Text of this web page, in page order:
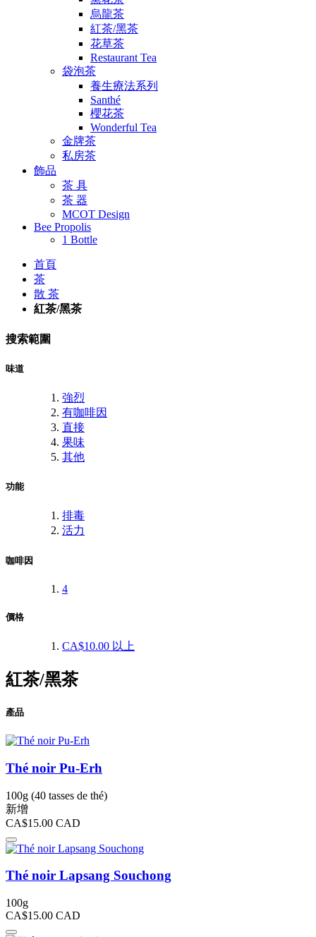
烏龍茶
紅茶/黑茶
花草茶
Restaurant Tea
袋泡茶
養生療法系列
Santhé
櫻花茶
Wonderful Tea
金牌茶
私房茶
飾品
茶 具
茶 器
MCOT Design
Bee Propolis
1 Bottle
首頁
茶
散 茶
紅茶/黑茶
搜索範圍
味道
強烈
有咖啡因
直接
果味
其他
功能
排毒
活力
咖啡因
4
價格
CA$10.00 以上
紅茶/黑茶
產品
Thé noir Pu-Erh
100g (40 tasses de thé)
新增
CA$15.00 CAD
Thé noir Lapsang Souchong
100g
CA$15.00 CAD